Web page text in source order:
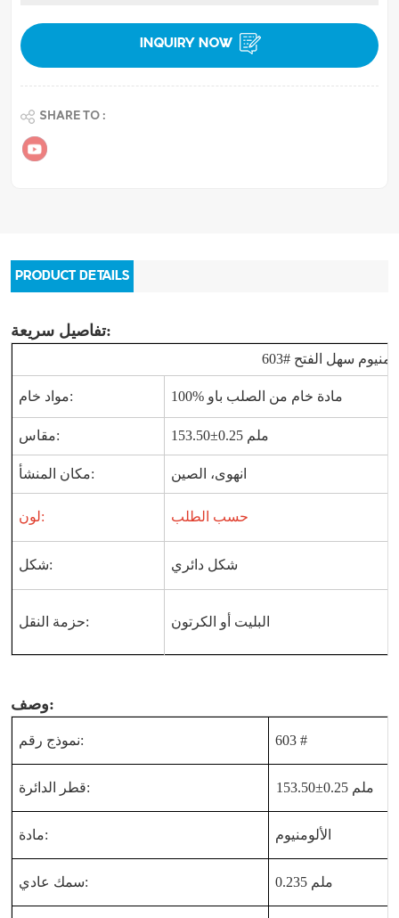
INQUIRY NOW
SHARE TO :
PRODUCT DETAILS
تفاصيل سريعة:
ألومنيوم سهل الفتح
مواد خام: 100% مادة خام من الصلب باو
مقاس: 153.50±0.25 ملم
مكان المنشأ: انهوى، الصين
لون: حسب الطلب
شكل: شكل دائري
حزمة النقل: البليت أو الكرتون
وصف:
نموذج رقم: 603 #
قطر الدائرة: 153.50±0.25 ملم
مادة: الألومنيوم
سمك عادي: 0.235 ملم